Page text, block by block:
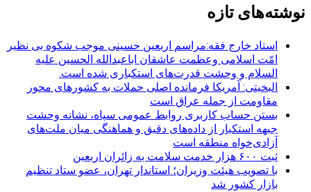
نوشته‌های تازه
استاد خارج فقه:مراسم اربعین حسینی موجب شکوه بی نظیر
امّت اسلامی وعظمت عاشقان اباعبدالله الحسین علیه
السلام و وحشت قدرت‌های استکباری شده است.
البخیتی: آمریکا فرمانده اصلی حملات به کشورهای محور
مقاومت از جمله عراق است
بستن حساب کاربری روابط عمومی سپاه، نشانه‌ وحشت
جبهه استکبار از داده‌های دقیق و هماهنگی میان ملت‌های
آزادی‌خواه منطقه است
ثبت ۶۰۰ هزار خدمت سلامت به زائران اربعین
با تصویب هیئت وزیران؛ استاندار تهران، عضو ستاد تنظیم
بازار کشور شد